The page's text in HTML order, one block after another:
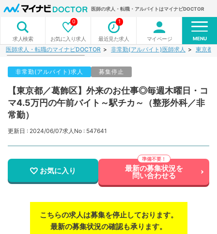
医師の求人・転職・アルバイトはマイナビDOCTOR
求人検索 お気に入り求人
0
最近見た求人
1
マイページ MENU
医師求人・転職のマイナビDOCTOR 非常勤(アルバイト)医師求人 東京都
非常勤(アルバイト)求人 募集停止
【東京都／葛飾区】外来のお仕事◎毎週木曜日・コ
マ4.5万円の午前バイト～駅チカ～（整形外科／非
常勤）
更新日 : 2024/06/07求人No : 547641
お気に入り 最新の募集状況を
問い合わせる
こちらの求人は募集を停止しております。
最新の募集状況の確認も承ります。